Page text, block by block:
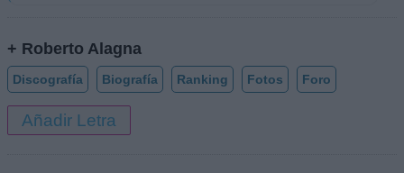
+ Roberto Alagna
Discografía Biografía Ranking Fotos Foro
Añadir Letra